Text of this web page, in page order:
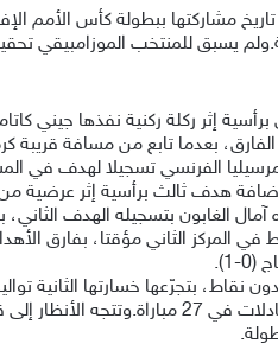
كاتامو (37)، قبل إضافة كاتامو نفسه الهدف الثاني (42 من ركلة
بعدما تابع من مسافة قريبة
منذ 1992، وهو ثاني أعلى رقم بعد الترجي التونسي (19)، وفقا
هدف ثالث برأسية إثر عرضية من
الغابون بتسجيله الهدف الثاني،
1).
بالبطولة مقابل سبعة انتصارات